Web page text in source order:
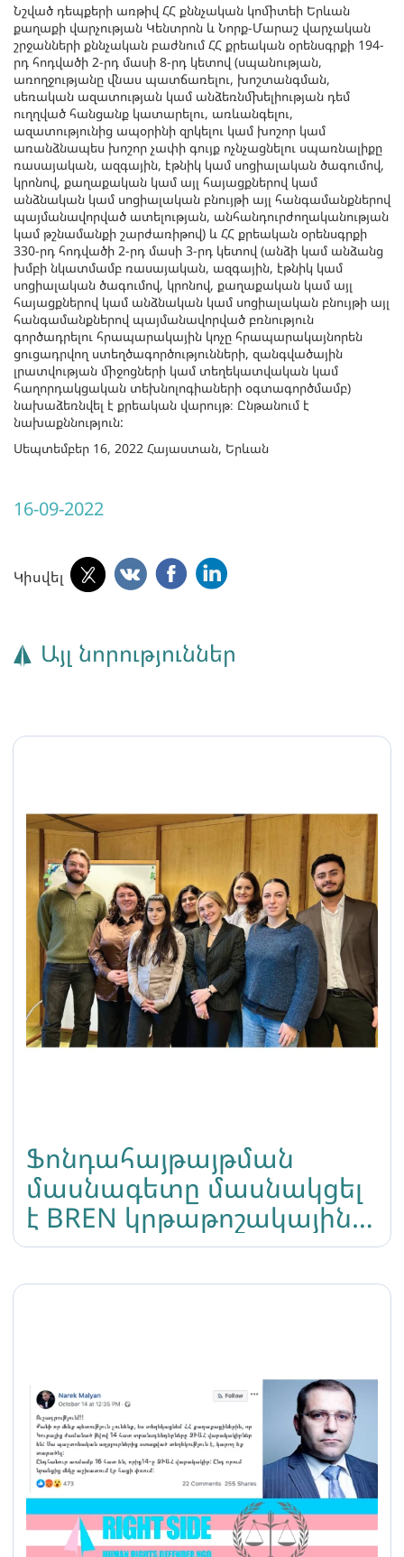
Նշված դեպքերի առթիվ ՀՀ քննչական կոմիտեի Երևան
քաղաքի վարչության Կենտրոն և Նորք-Մարաշ վարչական
շրջանների քննչական բաժնում ՀՀ քրեական օրենսգրքի 194-
րդ հոդվածի 2-րդ մասի 8-րդ կետով (սպանության,
առողջությանը վնաս պատճառելու, խոշտանգման,
սեռական ազատության կամ անձեռնմխելիության դեմ
ուղղված հանցանք կատարելու, առևանգելու,
ազատությունից ապօրինի զրկելու կամ խոշոր կամ
առանձնապես խոշոր չափի գույք ոչնչացնելու սպառնալիքը
ռասայական, ազգային, էթնիկ կամ սոցիալական ծագումով,
կրոնով, քաղաքական կամ այլ հայացքներով կամ
անձնական կամ սոցիալական բնույթի այլ հանգամանքներով
պայմանավորված ատելության, անհանդուրժողականության
կամ թշնամանքի շարժառիթով) և ՀՀ քրեական օրենսգրքի
330-րդ հոդվածի 2-րդ մասի 3-րդ կետով (անձի կամ անձանց
խմբի նկատմամբ ռասայական, ազգային, էթնիկ կամ
սոցիալական ծագումով, կրոնով, քաղաքական կամ այլ
հայացքներով կամ անձնական կամ սոցիալական բնույթի այլ
հանգամանքներով պայմանավորված բռնություն
գործադրելու հրապարակային կոչը հրապարակայնորեն
ցուցադրվող ստեղծագործությունների, զանգվածային
լրատվության միջոցների կամ տեղեկատվական կամ
հաղորդակցական տեխնոլոգիաների օգտագործմամբ)
նախաձեռնվել է քրեական վարույթ։ Ընթանում է
նախաքննություն:
Սեպտեմբեր 16, 2022 Հայաստան, Երևան
16-09-2022
Կիսվել
Այլ նորություններ
Ֆոնդահայթայթման
մասնագետը մասնակցել
է BREN կրթաթոշակային
ծրագրին